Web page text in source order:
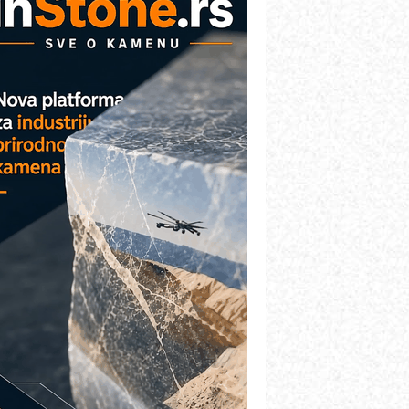
različitih oblika